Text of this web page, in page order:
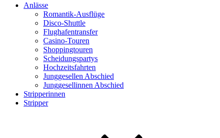
Anlässe
Romantik-Ausflüge
Disco-Shuttle
Flughafentransfer
Casino-Touren
Shoppingtouren
Scheidungspartys
Hochzeitsfahrten
Junggesellen Abschied
Junggesellinnen Abschied
Stripperinnen
Stripper